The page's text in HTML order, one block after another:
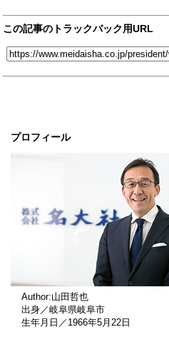
プロフィール
Author:山田哲也
出身／岐阜県岐阜市
生年月日／1966年5月22日
この記事のトラックバック用URL